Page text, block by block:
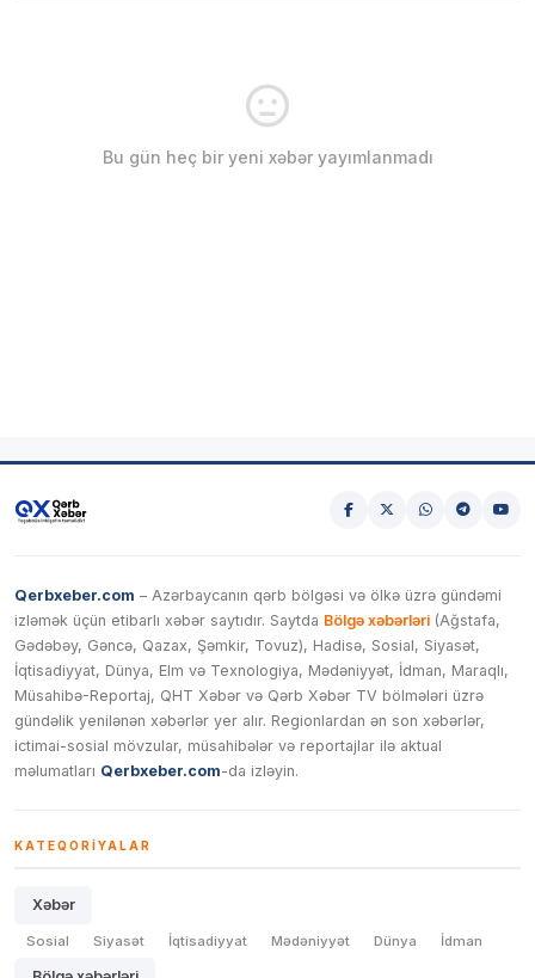
Bu gün heç bir yeni xəbər yayımlanmadı
Qerbxeber.com – Azərbaycanın qərb bölgəsi və ölkə üzrə gündəmi
izləmək üçün etibarlı xəbər saytıdır. Saytda Bölgə xəbərləri (Ağstafa,
Gədəbəy, Gəncə, Qazax, Şəmkir, Tovuz), Hadisə, Sosial, Siyasət,
İqtisadiyyat, Dünya, Elm və Texnologiya, Mədəniyyət, İdman, Maraqlı,
Müsahibə-Reportaj, QHT Xəbər və Qərb Xəbər TV bölmələri üzrə
gündəlik yenilənən xəbərlər yer alır. Regionlardan ən son xəbərlər,
ictimai-sosial mövzular, müsahibələr və reportajlar ilə aktual
məlumatları Qerbxeber.com-da izləyin.
KATEQORIYALAR
Xəbər
Sosial Siyasət İqtisadiyyat Mədəniyyət Dünya İdman